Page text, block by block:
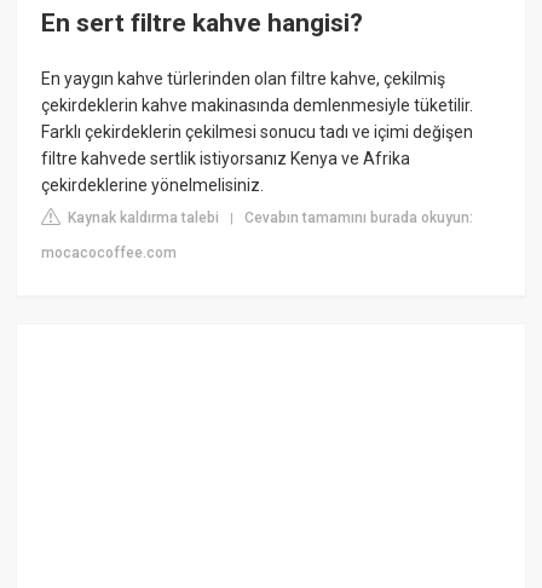
En sert filtre kahve hangisi?
En yaygın kahve türlerinden olan filtre kahve, çekilmiş
çekirdeklerin kahve makinasında demlenmesiyle tüketilir.
Farklı çekirdeklerin çekilmesi sonucu tadı ve içimi değişen
filtre kahvede sertlik istiyorsanız Kenya ve Afrika
çekirdeklerine yönelmelisiniz.
Kaynak kaldırma talebi |Cevabın tamamını burada okuyun:
mocacocoffee.com